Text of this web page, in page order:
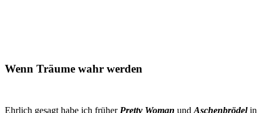
Wenn Träume wahr werden
Ehrlich gesagt habe ich früher Pretty Woman und Aschenbrödel in